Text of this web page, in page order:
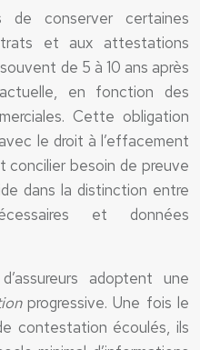
de conserver certaines
et aux attestations
de 5 à 10 ans après
en fonction des
Cette obligation
le droit à l’effacement
concilier besoin de preuve
dans la distinction entre
et données
adoptent une
progressive. Une fois le
contestation écoulés, ils